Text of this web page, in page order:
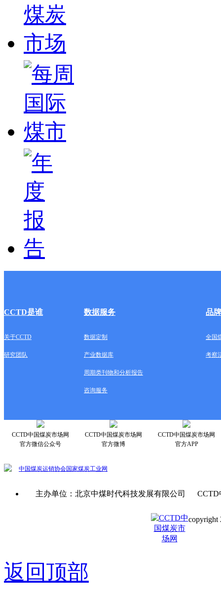
CCTD是谁 数据服务 品
关于CCTD 数据定制 全国
研究团队 产业数据库 考察
周期类刊物和分析报告
咨询服务
CCTD中国煤炭市场网
官方微信公众号
CCTD中国煤炭市场网
官方微博
CCTD中国煤炭市场网
官方APP
中国煤炭运销协会国家煤炭工业网
主办单位：北京中煤时代科技发展有限公司
copyright
返回顶部